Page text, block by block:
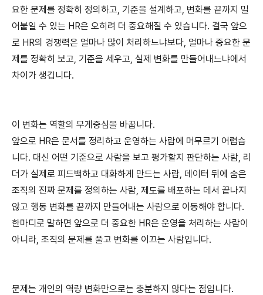
요한 문제를 정확히 정의하고, 기준을 설계하고, 변화를 끝까지 밀
어붙일 수 있는 HR은 오히려 더 중요해질 수 있습니다. 결국 앞으
로 HR의 경쟁력은 얼마나 많이 처리하느냐보다, 얼마나 중요한 문
제를 정확히 보고, 기준을 세우고, 실제 변화를 만들어내느냐에서
차이가 생깁니다.
이 변화는 역할의 무게중심을 바꿉니다.
앞으로 HR은 문서를 정리하고 운영하는 사람에 머무르기 어렵습
니다. 대신 어떤 기준으로 사람을 보고 평가할지 판단하는 사람, 리
더가 실제로 피드백하고 대화하게 만드는 사람, 데이터 뒤에 숨은
조직의 진짜 문제를 정의하는 사람, 제도를 배포하는 데서 끝나지
않고 행동 변화를 끝까지 만들어내는 사람으로 이동해야 합니다.
한마디로 말하면 앞으로 더 중요한 HR은 운영을 처리하는 사람이
아니라, 조직의 문제를 풀고 변화를 이끄는 사람입니다.
문제는 개인의 역량 변화만으로는 충분하지 않다는 점입니다.